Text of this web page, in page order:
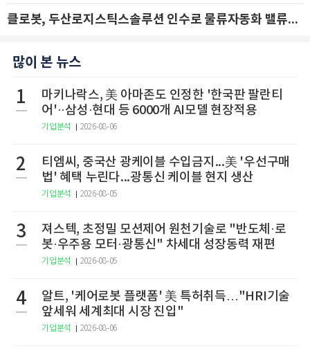
클로봇, 두산로지스틱스솔루션 인수로 물류자동화 밸류체인 확장 추진 - IBK투자증권
많이 본 뉴스
1
마키나락스, 美 아마존도 인정한 '한국판 팔란티
어'··삼성·현대 등 6000개 AI모델 현장적용
기업분석 2026-08-06
2
티엠씨, 중국산 광케이블 수입금지...美 '우선구매
법' 혜택 누린다...광통신 케이블 현지 생산
기업분석 2026-08-05
3
져스텍, 초정밀 모션제어 원천기술로 "반도체·로
봇·우주용 모터·광통신" 차세대 성장동력 재편
기업분석 2026-08-05
4
알트, '케어로봇 플랫폼' 美 특허취득…"HRI기술
앞세워 세계최대 시장 진입"
기업분석 2026-08-06